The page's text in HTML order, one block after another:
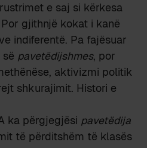
e saj si kërkesa
Por gjithnjë kokat i kanë
indiferentë. Pa fajësuar
pavetëdijshmes, por
aktivizmi politik
shkurajimit. Histori e
ka përgjegjësi pavetëdija
të përditshëm të klasës